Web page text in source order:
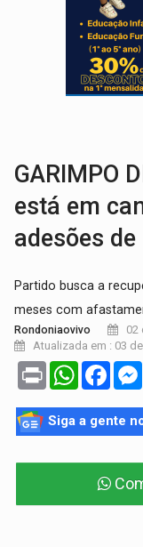
PESO
GARIMPO
está em
adesões
Partido busca a
meses com
Rondoniaovivo
02
Atualizada em : 03
Print WhatsApp
Siga a gente